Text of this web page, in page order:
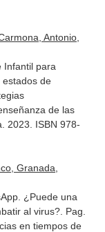
Antonio,
Infantil para
estados de
de las
2023. ISBN 978-
Granada,
¿Puede una
al virus?. Pag.
en tiempos de